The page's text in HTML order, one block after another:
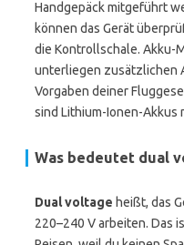
Handgepäck mitgeführt
können das Gerät
die Kontrollschale. Akku-
unterliegen zusätzlichen
Vorgaben deiner
sind Lithium-Ionen-Akkus
Was bedeutet dual
Dual voltage heißt, das
220–240 V arbeiten. Das